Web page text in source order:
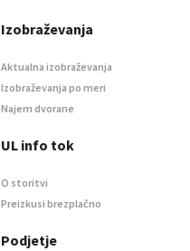
Izobraževanja
Aktualna izobraževanja
Izobraževanja po meri
Najem dvorane
UL info tok
O storitvi
Preizkusi brezplačno
Podjetje